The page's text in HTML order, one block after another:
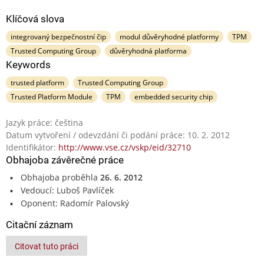
Klíčová slova
integrovaný bezpečnostní čip modul důvěryhodné platformy
TPM
Trusted Computing Group
důvěryhodná platforma
Keywords
trusted platform
Trusted Computing Group
Trusted Platform Module
TPM embedded security chip
Jazyk práce: čeština
Datum vytvoření / odevzdání či podání práce: 10. 2. 2012
Identifikátor: http://www.vse.cz/vskp/eid/32710
Obhajoba závěrečné práce
Obhajoba proběhla 26. 6. 2012
Vedoucí: Luboš Pavlíček
Oponent: Radomír Palovský
Citační záznam
Citovat tuto práci